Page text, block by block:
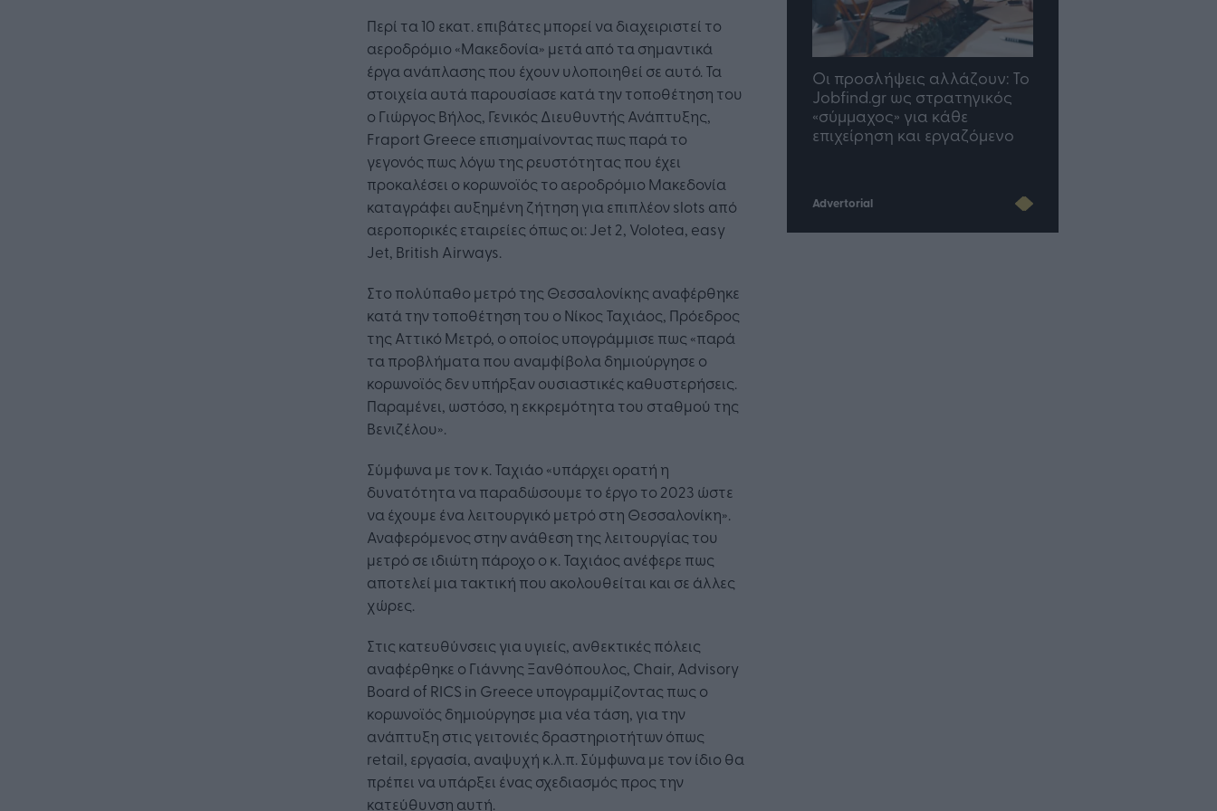
Περί τα 10 εκατ. επιβάτες μπορεί να διαχειριστεί το
αεροδρόμιο «Μακεδονία» μετά από τα σημαντικά
έργα ανάπλασης που έχουν υλοποιηθεί σε αυτό. Τα
στοιχεία αυτά παρουσίασε κατά την τοποθέτηση του
ο Γιώργος Βήλος, Γενικός Διευθυντής Ανάπτυξης,
Fraport Greece επισημαίνοντας πως παρά το
γεγονός πως λόγω της ρευστότητας που έχει
προκαλέσει ο κορωνοϊός το αεροδρόμιο Μακεδονία
καταγράφει αυξημένη ζήτηση για επιπλέον slots από
αεροπορικές εταιρείες όπως οι: Jet 2, Volotea, easy
Jet, British Airways.
Στο πολύπαθο μετρό της Θεσσαλονίκης αναφέρθηκε
κατά την τοποθέτηση του ο Νίκος Ταχιάος, Πρόεδρος
της Αττικό Μετρό, ο οποίος υπογράμμισε πως «παρά
τα προβλήματα που αναμφίβολα δημιούργησε ο
κορωνοϊός δεν υπήρξαν ουσιαστικές καθυστερήσεις.
Παραμένει, ωστόσο, η εκκρεμότητα του σταθμού της
Βενιζέλου».
Σύμφωνα με τον κ. Ταχιάο «υπάρχει ορατή η
δυνατότητα να παραδώσουμε το έργο το 2023 ώστε
να έχουμε ένα λειτουργικό μετρό στη Θεσσαλονίκη».
Αναφερόμενος στην ανάθεση της λειτουργίας του
μετρό σε ιδιώτη πάροχο ο κ. Ταχιάος ανέφερε πως
αποτελεί μια τακτική που ακολουθείται και σε άλλες
χώρες.
Στις κατευθύνσεις για υγιείς, ανθεκτικές πόλεις
αναφέρθηκε ο Γιάννης Ξανθόπουλος, Chair, Advisory
Board of RICS in Greece υπογραμμίζοντας πως ο
κορωνοϊός δημιούργησε μια νέα τάση, για την
ανάπτυξη στις γειτονιές δραστηριοτήτων όπως
retail, εργασία, αναψυχή κ.λ.π. Σύμφωνα με τον ίδιο θα
πρέπει να υπάρξει ένας σχεδιασμός προς την
κατεύθυνση αυτή.
Η Τεχνητή Νοημοσύνη: το νέο
λειτουργικό σύστημα της
επιχείρησης
Οι προσλήψεις αλλάζουν: To
Jobfind.gr ως στρατηγικός
«σύμμαχος» για κάθε
επιχείρηση και εργαζόμενο
TP Greece: Πώς
διαμορφώνεται το μέλλον
του Insurance στην εποχή
του AI
Advertorial